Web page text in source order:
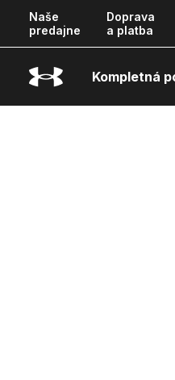
Naše
predajne
Doprava
a platba
Kompletná